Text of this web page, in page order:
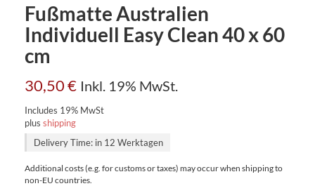
Fußmatte Australien
Individuell Easy Clean 40 x 60
cm
30,50€ Inkl. 19% MwSt.
Includes 19% MwSt
plus shipping
Delivery Time: in 12 Werktagen
Additional costs (e.g. for customs or taxes) may occur when shipping to
non-EU countries.